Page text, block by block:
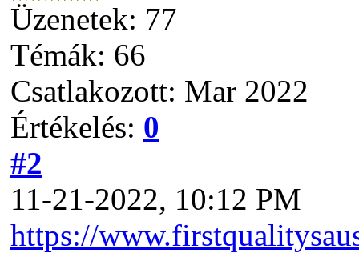
Üzenetek: 77
Témák: 66
Csatlakozott: Mar 2022
Értékelés: 0
#2
11-21-2022, 10:12 PM
https://